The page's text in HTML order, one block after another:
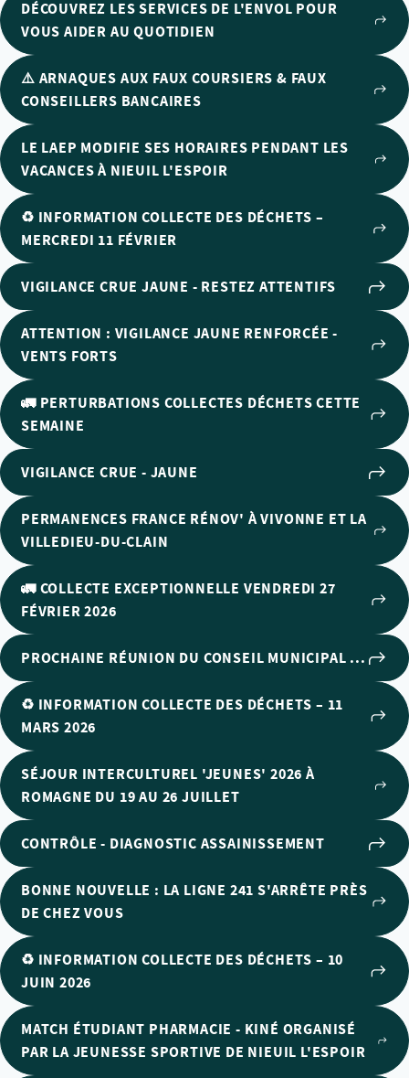
DÉCOUVREZ LES SERVICES DE L'ENVOL POUR
VOUS AIDER AU QUOTIDIEN
⚠️ ARNAQUES AUX FAUX COURSIERS & FAUX
CONSEILLERS BANCAIRES
LE LAEP MODIFIE SES HORAIRES PENDANT LES
VACANCES À NIEUIL L'ESPOIR
♻️ INFORMATION COLLECTE DES DÉCHETS –
MERCREDI 11 FÉVRIER
VIGILANCE CRUE JAUNE - RESTEZ ATTENTIFS
ATTENTION : VIGILANCE JAUNE RENFORCÉE -
VENTS FORTS
🚛 PERTURBATIONS COLLECTES DÉCHETS CETTE
SEMAINE
VIGILANCE CRUE - JAUNE
PERMANENCES FRANCE RÉNOV' À VIVONNE ET LA
VILLEDIEU-DU-CLAIN
🚛 COLLECTE EXCEPTIONNELLE VENDREDI 27
FÉVRIER 2026
PROCHAINE RÉUNION DU CONSEIL MUNICIPAL ...
♻️ INFORMATION COLLECTE DES DÉCHETS – 11
MARS 2026
SÉJOUR INTERCULTUREL 'JEUNES' 2026 À
ROMAGNE DU 19 AU 26 JUILLET
CONTRÔLE - DIAGNOSTIC ASSAINISSEMENT
BONNE NOUVELLE : LA LIGNE 241 S'ARRÊTE PRÈS
DE CHEZ VOUS
♻️ INFORMATION COLLECTE DES DÉCHETS – 10
JUIN 2026
MATCH ÉTUDIANT PHARMACIE - KINÉ ORGANISÉ
PAR LA JEUNESSE SPORTIVE DE NIEUIL L'ESPOIR